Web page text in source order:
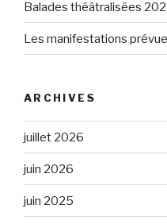
Balades théâtralisées
Les manifestations
ARCHIVES
juillet 2026
juin 2026
juin 2025